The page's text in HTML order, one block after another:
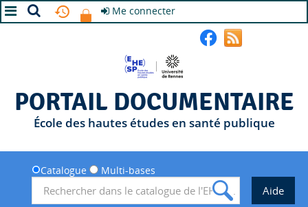
Me connecter
PORTAIL DOCUMENTAIRE
École des hautes études en santé publique
Catalogue Multi-bases